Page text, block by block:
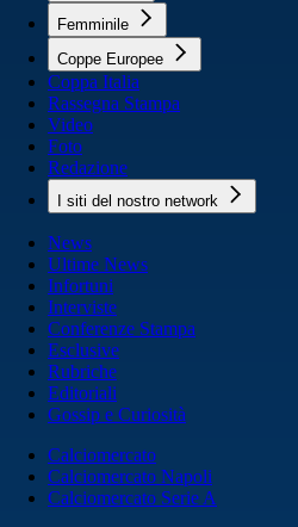
Femminile
Coppe Europee
Coppa Italia
Rassegna Stampa
Video
Foto
Redazione
I siti del nostro network
News
Ultime News
Infortuni
Interviste
Conferenze Stampa
Esclusive
Rubriche
Editoriali
Gossip e Curiosità
Calciomercato
Calciomercato Napoli
Calciomercato Serie A